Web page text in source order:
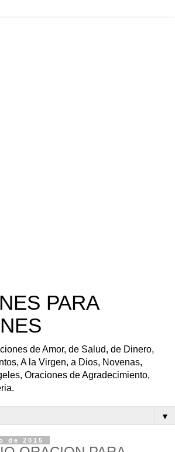
PARA
de Amor, de Salud, de Dinero,
A la Virgen, a Dios, Novenas,
Oraciones de Agradecimiento,
▼
de 2015